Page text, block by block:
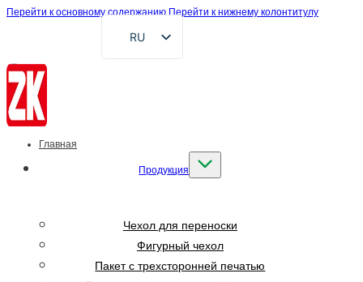
Перейти к основному содержанию Перейти к нижнему колонтитулу
RU
EN
ES
ID
Главная
Продукция
Чехол для переноски
Фигурный чехол
Пакет с трехсторонней печатью